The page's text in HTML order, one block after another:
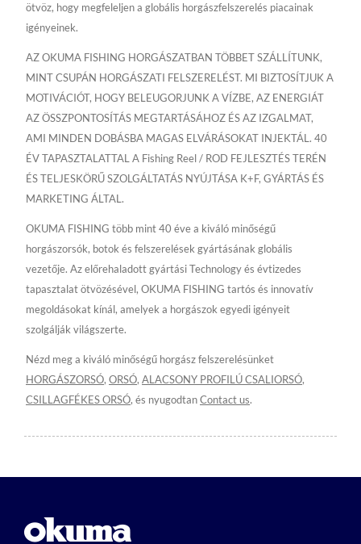
ötvöz, hogy megfeleljen a globális horgászfelszerelés piacainak
igényeinek.
AZ OKUMA FISHING HORGÁSZATBAN TÖBBET SZÁLLÍTUNK,
MINT CSUPÁN HORGÁSZATI FELSZERELÉST. MI BIZTOSÍTJUK A
MOTIVÁCIÓT, HOGY BELEUGORJUNK A VÍZBE, AZ ENERGIÁT
AZ ÖSSZPONTOSÍTÁS MEGTARTÁSÁHOZ ÉS AZ IZGALMAT,
AMI MINDEN DOBÁSBA MAGAS ELVÁRÁSOKAT INJEKTÁL. 40
ÉV TAPASZTALATTAL A Fishing Reel / ROD FEJLESZTÉS TERÉN
ÉS TELJESKÖRŰ SZOLGÁLTATÁS NYÚJTÁSA K+F, GYÁRTÁS ÉS
MARKETING ÁLTAL.
OKUMA FISHING több mint 40 éve a kiváló minőségű
horgászorsók, botok és felszerelések gyártásának globális
vezetője. Az előrehaladott gyártási Technology és évtizedes
tapasztalat ötvözésével, OKUMA FISHING tartós és innovatív
megoldásokat kínál, amelyek a horgászok egyedi igényeit
szolgálják világszerte.
Nézd meg a kiváló minőségű horgász felszerelésünket
HORGÁSZORSÓ, ORSÓ, ALACSONY PROFILÚ CSALIORSÓ,
CSILLAGFÉKES ORSÓ, és nyugodtanContact us.